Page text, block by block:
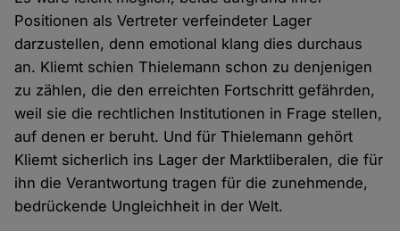
Positionen als Vertreter verfeindeter Lager
darzustellen, denn emotional klang dies durchaus
an. Kliemt schien Thielemann schon zu denjenigen
zu zählen, die den erreichten Fortschritt gefährden,
weil sie die rechtlichen Institutionen in Frage stellen,
auf denen er beruht. Und für Thielemann gehört
Kliemt sicherlich ins Lager der Marktliberalen, die für
ihn die Verantwortung tragen für die zunehmende,
bedrückende Ungleichheit in der Welt.